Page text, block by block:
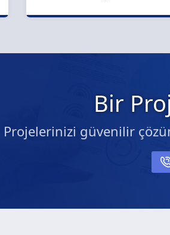
Bir
Projelerinizi güvenilir